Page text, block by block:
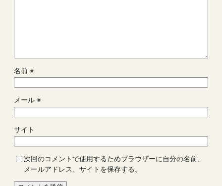
名前 ※
メール ※
サイト
次回のコメントで使用するためブラウザーに自分の名前、
メールアドレス、サイトを保存する。